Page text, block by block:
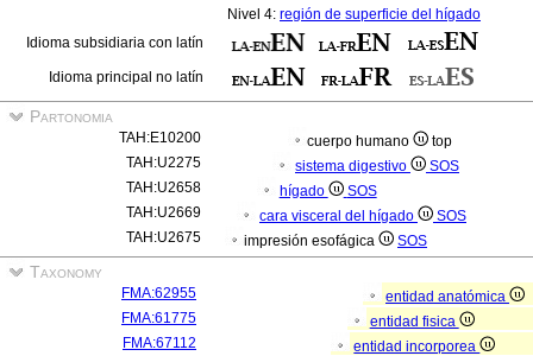
Nivel 4: región de superficie del hígado
Idioma subsidiaria con latín
Idioma principal no latín
Partonomia
TAH:E10200 cuerpo humano
top
TAH:U2275
sistema digestivo
SOS
TAH:U2658
hígado
SOS
TAH:U2669
cara visceral del hígado
SOS
TAH:U2675
impresión esofágica SOS
Taxonomy
FMA:62955
entidad anatómica
FMA:61775
entidad fisica
FMA:67112
entidad incorporea